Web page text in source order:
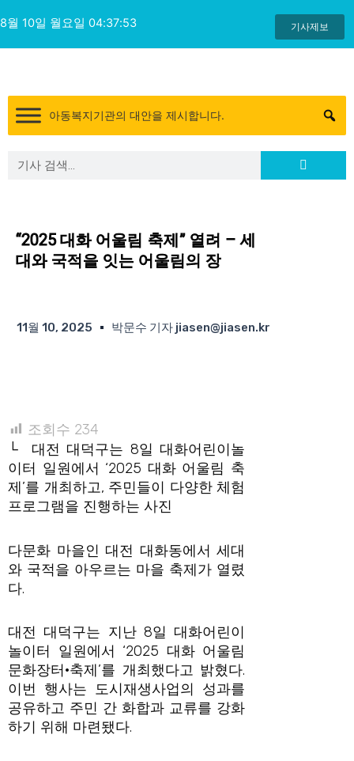
텐
츠
8월 10일 월요일 04:37:54 기사제보
아동복지기관의 대안을 제시합니다.
Search Search
“2025 대화 어울림 축제” 열려 – 세
대와 국적을 잇는 어울림의 장
11월 10, 2025 박문수 기자 jiasen@jiasen.kr
조회수 234
└ 대전 대덕구는 8일 대화어린이놀
이터 일원에서 ‘2025 대화 어울림 축
제’를 개최하고, 주민들이 다양한 체험
프로그램을 진행하는 사진
다문화 마을인 대전 대화동에서 세대
와 국적을 아우르는 마을 축제가 열렸
다.
대전 대덕구는 지난 8일 대화어린이
놀이터 일원에서 ‘2025 대화 어울림
문화장터·축제’를 개최했다고 밝혔다.
이번 행사는 도시재생사업의 성과를
공유하고 주민 간 화합과 교류를 강화
하기 위해 마련됐다.